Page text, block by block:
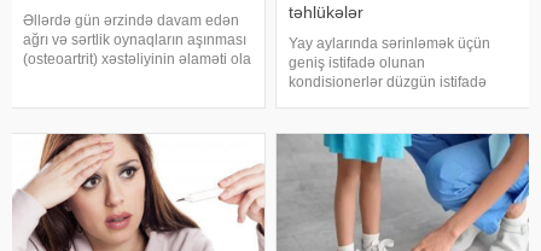
Əllərdə gün ərzində davam edən
ağrı və sərtlik oynaqların aşınması
(osteoartrit) xəstəliyinin əlaməti ola
yaranır. xəbər verir ki
təhlükələr
Yay aylarında sərinləmək üçün
geniş istifadə olunan
kondisionerlər düzgün istifadə
xəbər verir ki, ani temperatur
dəyişiklikləri, quru hava və
baxımsız kondisionerlərd